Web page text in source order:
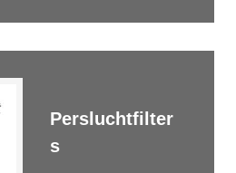
Persluchtfilter
s